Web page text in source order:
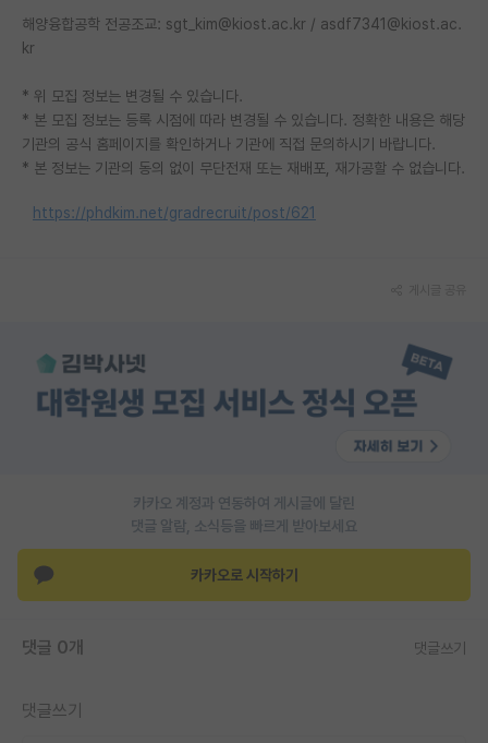
해양융합공학 전공조교: sgt_kim@kiost.ac.kr / asdf7341@kiost.ac.
kr
* 위 모집 정보는 변경될 수 있습니다.
* 본 모집 정보는 등록 시점에 따라 변경될 수 있습니다. 정확한 내용은 해당
기관의 공식 홈페이지를 확인하거나 기관에 직접 문의하시기 바랍니다.
* 본 정보는 기관의 동의 없이 무단전재 또는 재배포, 재가공할 수 없습니다.
https://phdkim.net/gradrecruit/post/621
카카오 계정과 연동하여 게시글에 달린
댓글 알람, 소식등을 빠르게 받아보세요
카카오로 시작하기
댓글 0개 댓글쓰기
댓글쓰기